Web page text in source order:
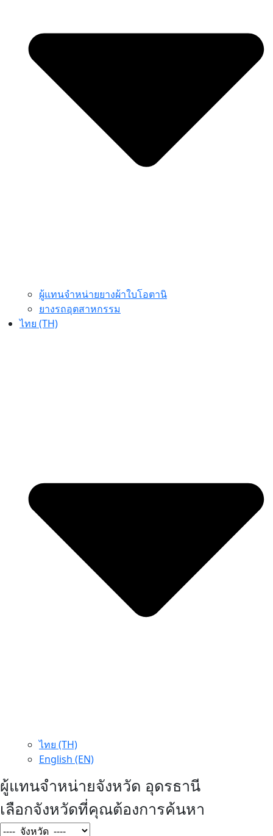
ผู้แทนจำหน่ายยางผ้าใบโอตานิ
ยางรถอุตสาหกรรม
ไทย (TH)
ไทย (TH)
English (EN)
ผู้แทนจำหน่ายจังหวัด อุดรธานี
เลือกจังหวัดที่คุณต้องการค้นหา